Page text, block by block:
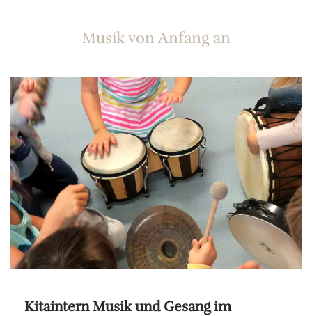
Musik von Anfang an
Kitaintern Musik und Gesang im